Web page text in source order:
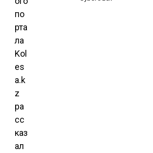
по
рта
ла
Kol
es
a.k
z
ра
сс
каз
ал